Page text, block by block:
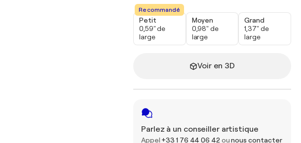
Recommandé
Petit
0,59" de
large
Moyen
0,98" de
large
Grand
1,37" de
large
Voir en 3D
Parlez à un conseiller artistique
Appel +33 1 76 44 06 42 ounous contacter